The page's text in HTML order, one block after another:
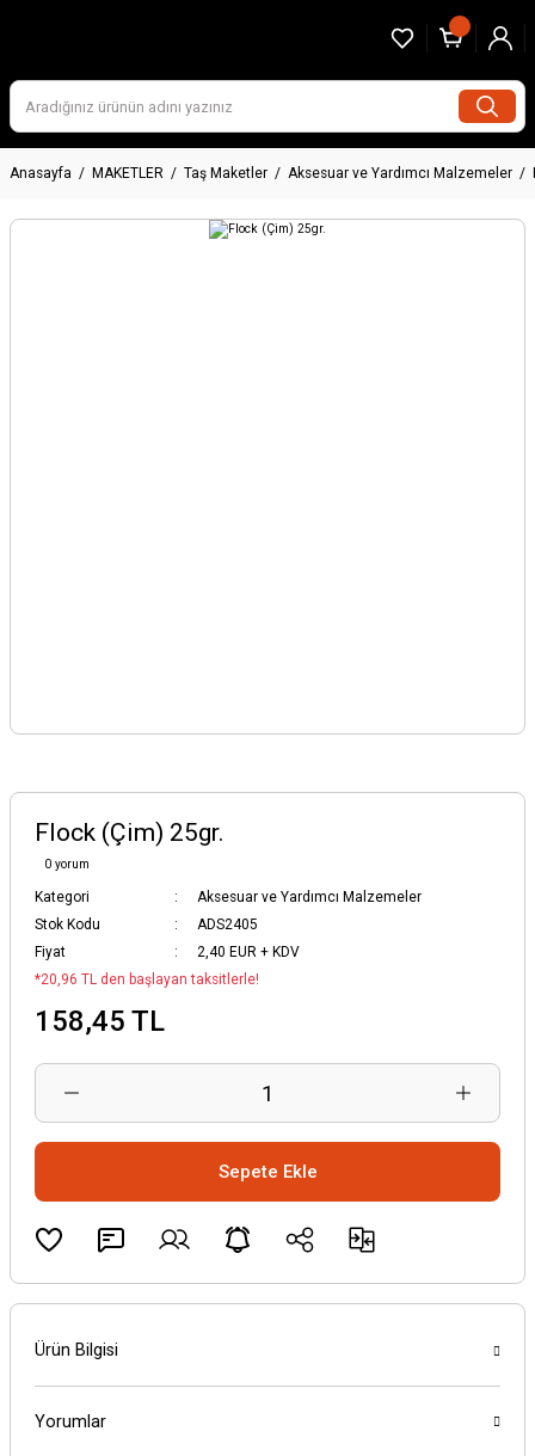
Anasayfa MAKETLER Taş Maketler Aksesuar ve Yardımcı Malzemeler
Flock (Çim) 25gr.
0 yorum
Kategori
Aksesuar ve Yardımcı Malzemeler
Stok Kodu
ADS2405
Fiyat
2,40 EUR + KDV
*20,96 TL den başlayan taksitlerle!
158,45 TL
Sepete Ekle
Ürün Bilgisi
Yorumlar